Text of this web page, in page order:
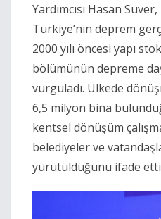
Yardımcısı Hasan
Türkiye’nin deprem
2000 yılı öncesi yapı
bölümünün depreme
vurguladı. Ülkede
6,5 milyon bina
kentsel dönüşüm
belediyeler ve
yürütüldüğünü ifade